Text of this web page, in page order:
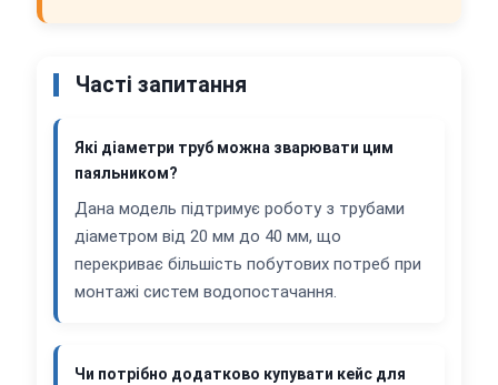
Часті запитання
Які діаметри труб можна зварювати цим
паяльником?
Дана модель підтримує роботу з трубами
діаметром від 20 мм до 40 мм, що
перекриває більшість побутових потреб при
монтажі систем водопостачання.
Чи потрібно додатково купувати кейс для